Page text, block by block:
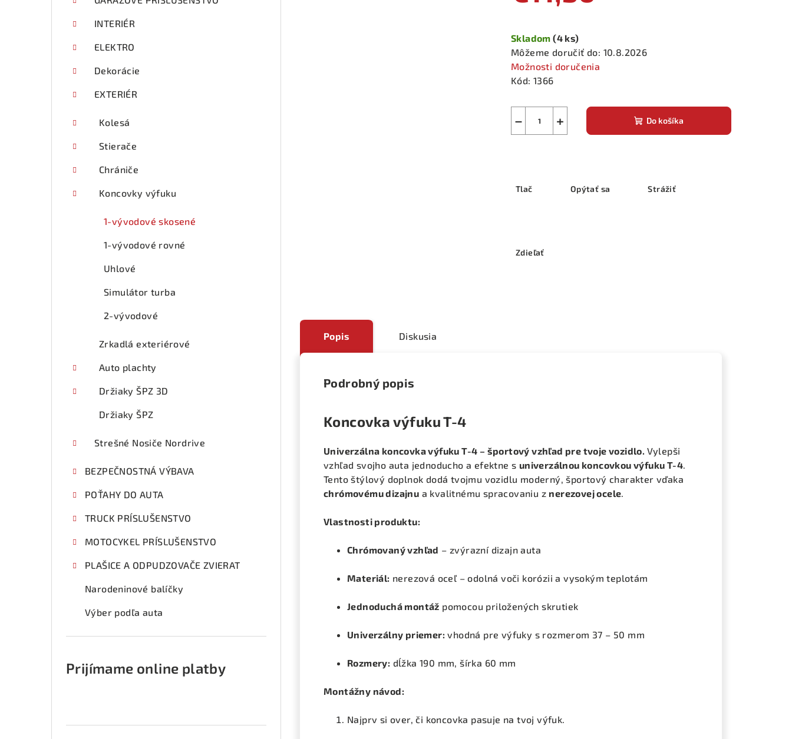
INTERIÉR
ELEKTRO
Dekorácie
EXTERIÉR
Kolesá
Stierače
Chrániče
Koncovky výfuku
1-vývodové skosené
1-vývodové rovné
Uhlové
Simulátor turba
2-vývodové
Zrkadlá exteriérové
Auto plachty
Držiaky ŠPZ 3D
Držiaky ŠPZ
Strešné Nosiče Nordrive
BEZPEČNOSTNÁ VÝBAVA
POŤAHY DO AUTA
TRUCK PRÍSLUŠENSTVO
MOTOCYKEL PRÍSLUŠENSTVO
PLAŠICE A ODPUDZOVAČE ZVIERAT
Narodeninové balíčky
Výber podľa auta
Prijímame online platby
cena:
Skladom(4 ks)
Môžeme doručiť do: 10.8.2026
Možnosti doručenia
Kód: 1366
+
− Do košíka
Tlač Opýtať sa Strážiť
Zdieľať
Popis Diskusia
Podrobný popis
Koncovka výfuku T-4
Univerzálna koncovka výfuku T-4 – športový vzhľad pre tvoje vozidlo. Vylepši
vzhľad svojho auta jednoducho a efektne s univerzálnou koncovkou výfuku T-4.
Tento štýlový doplnok dodá tvojmu vozidlu moderný, športový charakter vďaka
chrómovému dizajnu a kvalitnému spracovaniu z nerezovej ocele.
Vlastnosti produktu:
Chrómovaný vzhľad – zvýrazní dizajn auta
Materiál: nerezová oceľ – odolná voči korózii a vysokým teplotám
Jednoduchá montáž pomocou priložených skrutiek
Univerzálny priemer: vhodná pre výfuky s rozmerom 37 – 50 mm
Rozmery: dĺžka 190 mm, šírka 60 mm
Montážny návod:
Najprv si over, či koncovka pasuje na tvoj výfuk.